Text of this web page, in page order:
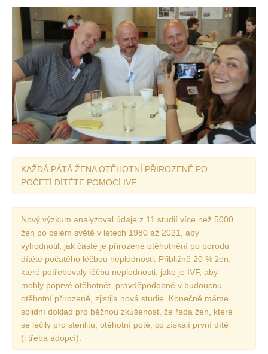
KAŽDÁ PÁTÁ ŽENA OTĚHOTNÍ PŘIROZENĚ PO
POČETÍ DÍTĚTE POMOCÍ IVF
Nový výzkum analyzoval údaje z 11 studií více než 5000
žen po celém světě v letech 1980 až 2021, aby
vyhodnotil, jak časté je přirozené otěhotnění po porodu
dítěte počatého léčbou neplodnosti. Přibližně 20 % žen,
které potřebovaly léčbu neplodnosti, jako je IVF, aby
mohly poprvé otěhotnět, pravděpodobně v budoucnu
otěhotní přirozeně, zjistila nová studie. Konečně máme
solidní doklad pro běžnou zkušenost, že řada žen, které
se léčily pro sterilitu, otěhotní poté, co získají první dítě
(i třeba adopcí).